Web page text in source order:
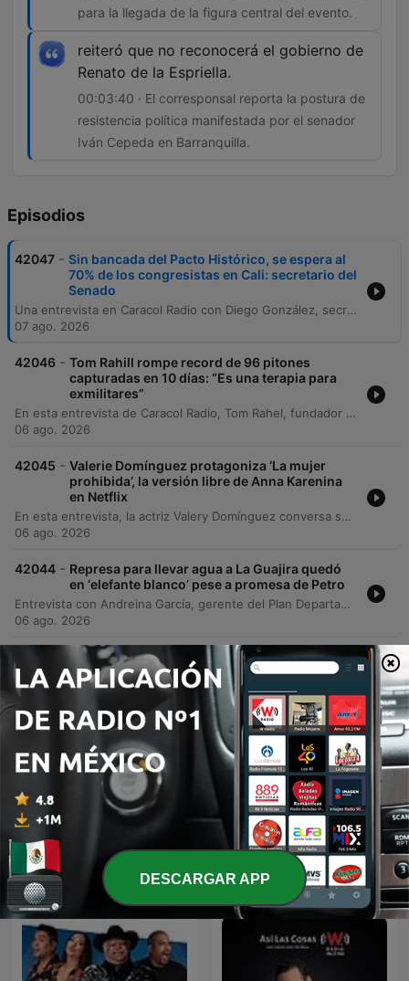
para la llegada de la figura central del evento.
reiteró que no reconocerá el gobierno de
Renato de la Espriella.
00:03:40 · El corresponsal reporta la postura de
resistencia política manifestada por el senador
Iván Cepeda en Barranquilla.
Episodios
42047 - Sin bancada del Pacto Histórico, se espera al
70% de los congresistas en Cali: secretario del
Senado
Una entrevista en Caracol Radio con Diego González, secretario del Senado, desde Cali, donde se detallan los preparativos para la sesión plenaria del Congreso de la República en la Universidad Santiago de Cali. El encuentro tiene como objetivo la toma de juramento del presidente electo Abelardo Las Preyas bajo el marco del artículo 192 constitucional. La conversación aborda aspectos logísticos, la seguridad y la previsión de asistencia parlamentaria, destacando la ausencia de la bancada del Pacto Histórico. Asimismo, se menciona la postura de la oposición en Barranquilla y las dinámicas protocolarias de las delegaciones internacionales.
07 ago. 2026
42046 - Tom Rahill rompe record de 96 pitones
capturadas en 10 días: “Es una terapia para
exmilitares”
En esta entrevista de Caracol Radio, Tom Rahel, fundador de Swam Apes, comparte su experiencia capturando pitones en los Everglades de Florida. La organización, compuesta por veteranos de guerra, utiliza la adrenalina y el desafío de enfrentar serpientes de gran tamaño como una herramienta para ayudar a militares a superar traumas y encontrar un nuevo propósito tras su servicio.
06 ago. 2026
42045 - Valerie Domínguez protagoniza ‘La mujer
prohibida’, la versión libre de Anna Karenina
en Netflix
En esta entrevista, la actriz Valery Domínguez conversa sobre su nuevo papel protagónico en la producción de Caracol para Netflix, titulada La mujer prohibida. La trama, inspirada en una versión libre de Ana Karenina de Tolstoi, presenta a la doctora Karen, una mujer que desafía las normas sociales y se involucra en un romance prohibido con el esposo de una candidata presidencial.
06 ago. 2026
42044 - Represa para llevar agua a La Guajira quedó
en ‘elefante blanco’ pese a promesa de Petro
Entrevista con Andreina García, gerente del Plan Departamental de Agua de La Guajira, sobre el estado crítico de la infraestructura hídrica en el departamento. La conversación aborda la problemática de la represa del río Ranchería, descrita como un proyecto inconcluso que ha sido señalado por la Contraloría como un elefante blanco debido a la falta de su segunda etapa para acueductos regionales. La gerente denuncia la realización de actos mediáticos de inauguración por parte de la Agencia de Desarrollo Rural (ADR) sobre obras que no están terminadas ni cuentan con inversión del gobierno nacional actual. Asimismo, se detallan los esfuerzos del gobierno departamental mediante el uso de regalías para ejecutar plantas desalinizadoras y proyectos de acueductos en corregimientos, buscando cumplir con las sentencias de la Corte Constitucional.
06 ago. 2026
‘Ojo de Tigre’ la marca de mezcal que llega a
Colombia liderada por el actor, Luis Gerardo
Méndez
El actor y empresario Luis Gerardo Méndez comparte la historia detrás de Ojo de Tigre, su marca de mezcal cofundada hace siete años. La conversación explora el origen del proyecto, nacido tras una propuesta de un empresario estadounidense que buscaba utilizar la imagen del actor para un producto sin autenticidad mexicana. El episodio detalla la visión de la marca como una puerta de entrada al mundo del mezcal, destacando su suavidad y accesibilidad tanto para conocedores como para principiantes. Además, se profundiza en las diferencias técnicas entre el tequila y el mezcal, explicando la diversidad de agaves utilizados en este último. El invitado también presenta el lanzamiento del nuevo mezcal reposado y ofrece recomendaciones sobre cómo degustar la bebida, sugiriendo evitar los shots y optar por pequeños sorbos acompañados de naranja o en coctelería refrescante como el mezcal mule.
06 ago. 2026
Mostrar más episodios
Más podcasts de Noticias
Ver todo
DESCARGAR APP